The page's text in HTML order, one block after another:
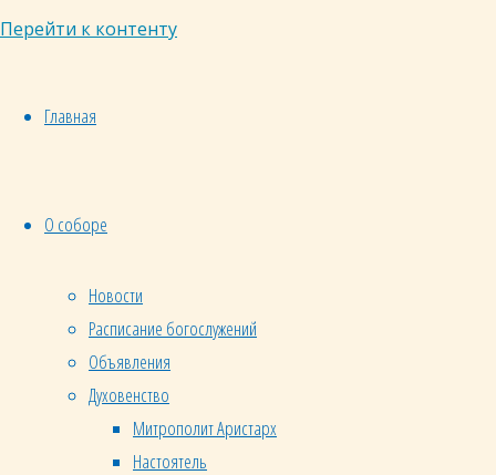
Перейти к контенту
Главная
О соборе
Новости
Расписание богослужений
Объявления
Духовенство
Митрополит Аристарх
Настоятель
греховной
духовную
о чем
говориться
в
чтении,
содержащемся